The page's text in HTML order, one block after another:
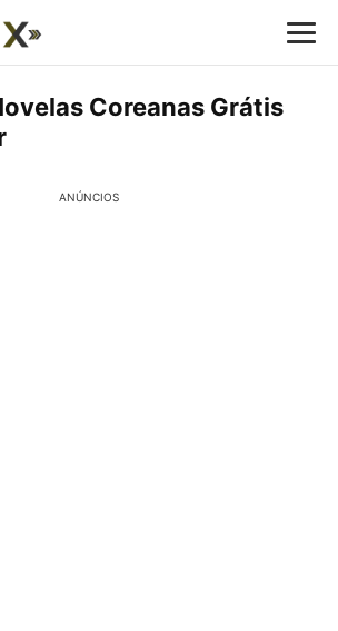
Coreanas Grátis
ANÚNCIOS